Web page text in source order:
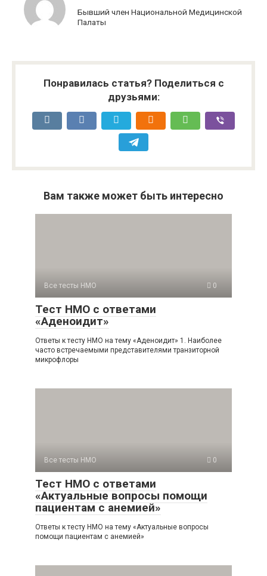
Бывший член Национальной Медицинской
Палаты
Понравилась статья? Поделиться с
друзьями:
Вам также может быть интересно
Все тесты НМО 0
Тест НМО с ответами
«Аденоидит»
Ответы к тесту НМО на тему «Аденоидит» 1. Наиболее
часто встречаемыми представителями транзиторной
микрофлоры
Все тесты НМО 0
Тест НМО с ответами
«Актуальные вопросы помощи
пациентам с анемией»
Ответы к тесту НМО на тему «Актуальные вопросы
помощи пациентам с анемией»